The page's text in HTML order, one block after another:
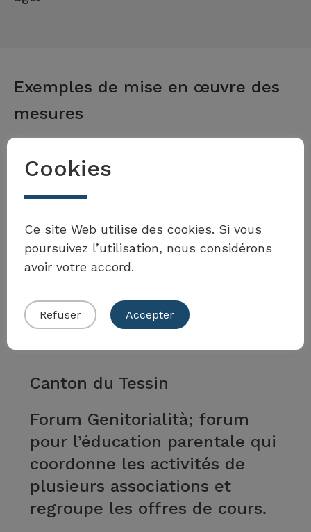
Souhaitez-vous enrichir la
boîte à outils ?
Exemples de mise en œuvre des
mesures
Canton du Valais
Plateforme cantonale
valaisanne pour la famille;
offre de cours d’éducation
En savoir plus
Canton du Tessin
Forum Genitorialità; forum
pour l’éducation parentale qui
coordonne les activités de
plusieurs associations et
regroupe les offres de cours.
Cookies
Ce site Web utilise des cookies. Si vous
poursuivez l’utilisation, nous considérons
avoir votre accord.
Refuser Accepter